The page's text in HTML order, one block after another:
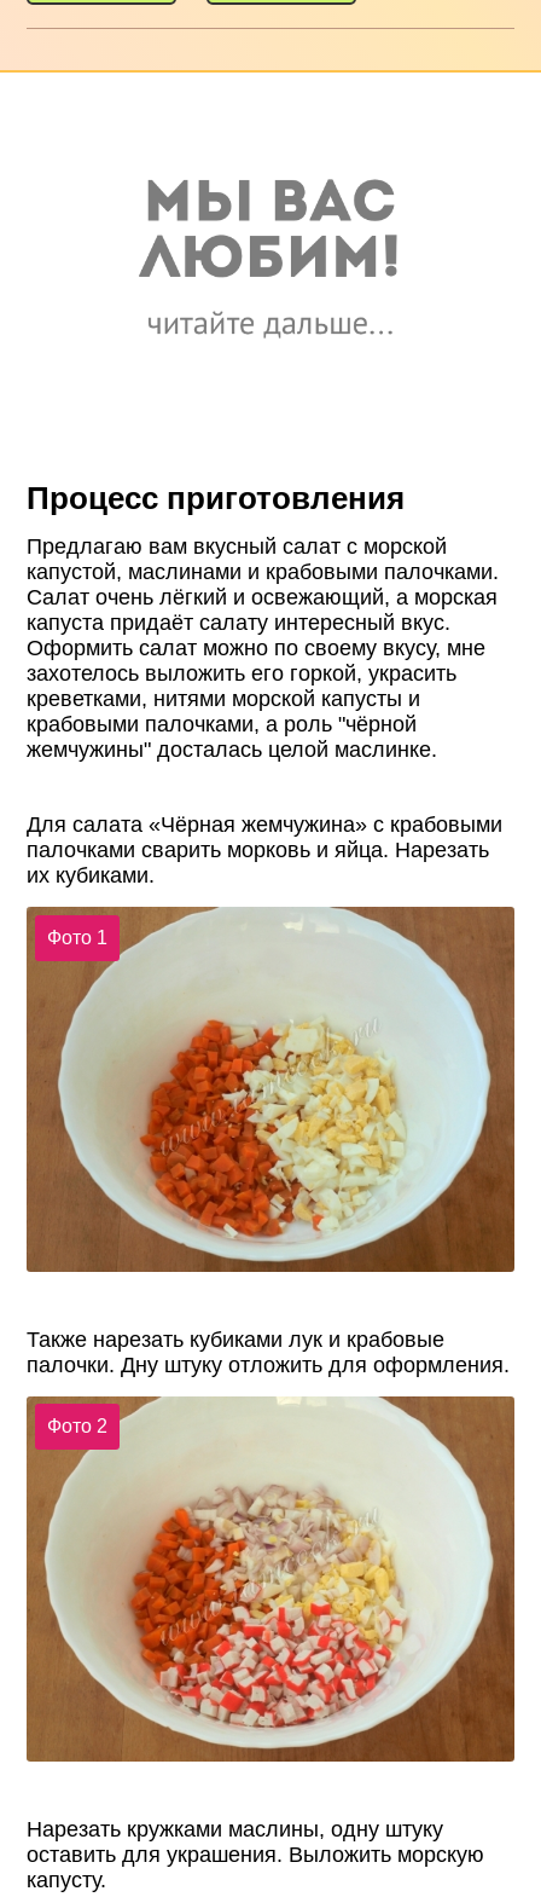
Процесс приготовления
Предлагаю вам вкусный салат с морской
капустой, маслинами и крабовыми палочками.
Салат очень лёгкий и освежающий, а морская
капуста придаёт салату интересный вкус.
Оформить салат можно по своему вкусу, мне
захотелось выложить его горкой, украсить
креветками, нитями морской капусты и
крабовыми палочками, а роль "чёрной
жемчужины" досталась целой маслинке.
Для салата «Чёрная жемчужина» с крабовыми
палочками сварить морковь и яйца. Нарезать
их кубиками.
Фото 1
Также нарезать кубиками лук и крабовые
палочки. Дну штуку отложить для оформления.
Фото 2
Нарезать кружками маслины, одну штуку
оставить для украшения. Выложить морскую
капусту.